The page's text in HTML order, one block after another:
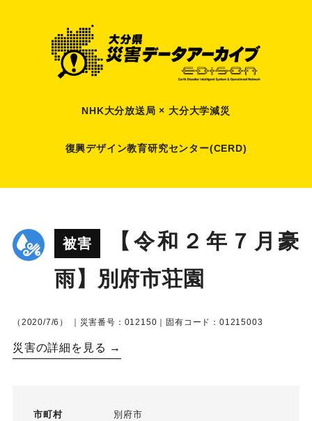
NHK大分放送局 × 大分大学減災
復興デザイン教育研究センター(CERD)
被害
【令和２年７月豪
雨】別府市荘園
（2020/7/6） ｜災害番号：012150｜固有コード：01215003
災害の詳細を見る →
市町村 別府市